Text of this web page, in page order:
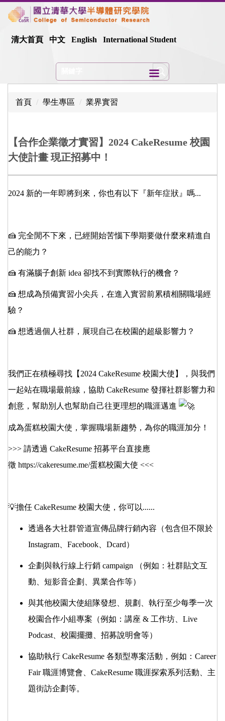
跳
到
主清大首頁 中文 English International Student
首頁 學生專區 業界實習
【合作企業徵才實習】2024 CakeResume 校園
大使計畫 現正招募中！
2024 新的一年即將到來，你也有以下『新年症狀』嗎...
🍰 完全閒不下來，已經開始苦惱下學期要做什麼來精進自
己的能力？
🍰 有滿腦子創新 idea 卻找不到實際執行的機會？
🍰 想成為預備實習小尖兵，在進入實習前累積相關職場經
驗？
🍰 想透過個人社群，展現自己在校園的超級影響力？
我們正在積極尋找 【2024 CakeResume 校園大使】
，與我們
一起站在職場最前線，協助 CakeResume 發揮社群影響力和
創意，幫助別人也幫助自己往更理想的職涯邁進
成為蛋糕校園大使，掌握職場新趨勢，為你的職涯加分！
>>> 請透過 CakeResume 招募平台直接應
徵 https://cakeresume.me/蛋糕校園大使 <<<
💡擔任 CakeResume 校園大使，你可以......
透過各大社群管道宣傳品牌行銷內容（包含但不限於
Instagram、Facebook、Dcard）
企劃與執行線上行銷 campaign （例如：社群貼文互
動、短影音企劃、異業合作等）
與其他校園大使組隊發想、規劃、執行至少每季一次
校園合作小組專案（例如：講座 & 工作坊、Live
Podcast、校園擺攤、招募說明會等）
協助執行 CakeResume 各類型專案活動，例如： Career
Fair 職涯博覽會
CakeResume 職涯探索系列活動
主
題街訪企劃等。